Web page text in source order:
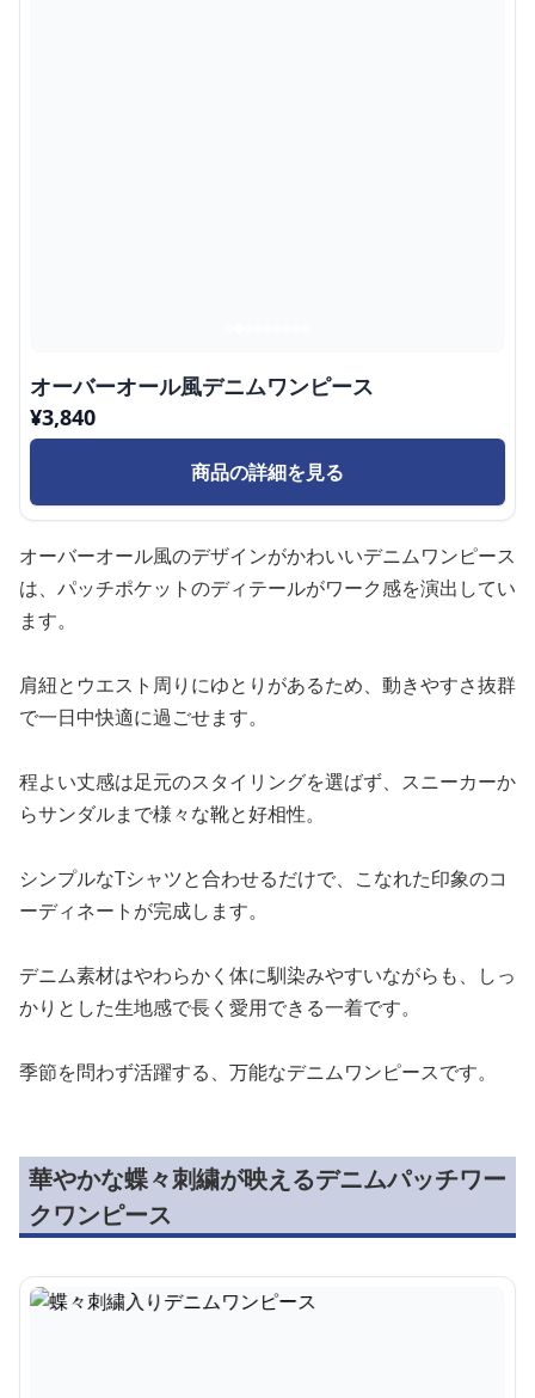
オーバーオール風デニムワンピース
¥3,840
商品の詳細を見る
オーバーオール風のデザインがかわいいデニムワンピース
は、パッチポケットのディテールがワーク感を演出してい
ます。
肩紐とウエスト周りにゆとりがあるため、動きやすさ抜群
で一日中快適に過ごせます。
程よい丈感は足元のスタイリングを選ばず、スニーカーか
らサンダルまで様々な靴と好相性。
シンプルなTシャツと合わせるだけで、こなれた印象のコ
ーディネートが完成します。
デニム素材はやわらかく体に馴染みやすいながらも、しっ
かりとした生地感で長く愛用できる一着です。
季節を問わず活躍する、万能なデニムワンピースです。
華やかな蝶々刺繍が映えるデニムパッチワー
クワンピース